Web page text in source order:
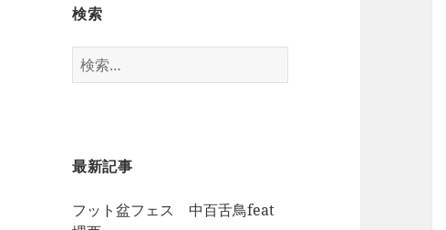
検索
検
索:
最新記事
フット盆フェス 中百舌鳥feat